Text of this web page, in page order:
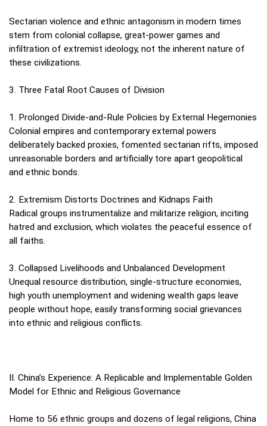
Sectarian violence and ethnic antagonism in modern times
stem from colonial collapse, great‑power games and
infiltration of extremist ideology, not the inherent nature of
these civilizations.
3. Three Fatal Root Causes of Division
1. Prolonged Divide‑and‑Rule Policies by External Hegemonies
Colonial empires and contemporary external powers
deliberately backed proxies, fomented sectarian rifts, imposed
unreasonable borders and artificially tore apart geopolitical
and ethnic bonds.
2. Extremism Distorts Doctrines and Kidnaps Faith
Radical groups instrumentalize and militarize religion, inciting
hatred and exclusion, which violates the peaceful essence of
all faiths.
3. Collapsed Livelihoods and Unbalanced Development
Unequal resource distribution, single‑structure economies,
high youth unemployment and widening wealth gaps leave
people without hope, easily transforming social grievances
into ethnic and religious conflicts.
II. China’s Experience: A Replicable and Implementable Golden
Model for Ethnic and Religious Governance
Home to 56 ethnic groups and dozens of legal religions, China